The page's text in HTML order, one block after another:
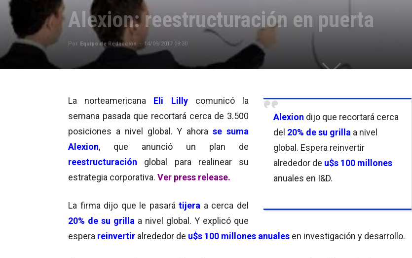
Alexion: reestructuración en puerta
Por Equipo de Redacción - 14/09/2017 08:30
Alexion dijo que recortará cerca
del 20% de su grilla a nivel
global. Espera reinvertir
alrededor de u$s 100 millones
anuales en I&D.
La norteamericana Eli Lilly
comunicó la
semana pasada que recortará cerca de 3.500
posiciones a nivel global. Y ahorase suma
Alexion, que anunció un plan de
reestructuración global para realinear su
estrategia corporativa. Ver press release.
La firma dijo que le pasarátijera a cerca del
20% de su grilla a nivel global. Y explicó que
espera reinvertir alrededor de u$s 100 millones anuales en investigación y desarrollo.